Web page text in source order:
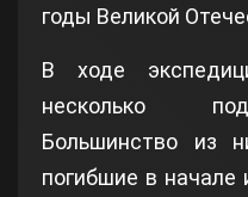
годы Великой
В ходе
несколько
Большинство из
погибшие в начале